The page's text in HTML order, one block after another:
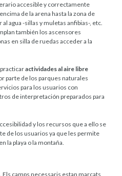
accesible y correctamente
de la arena hasta la zona de
agua -sillas y muletas anfibias-, etc.
también los ascensores
en silla de ruedas acceder a la
practicaractividades al aire libre
parte de los parques naturales
para los usuarios con
de interpretación preparados para
y los recursos que a ello se
de los usuarios ya que les permite
la playa o la montaña.
Els camps necessaris estan marcats